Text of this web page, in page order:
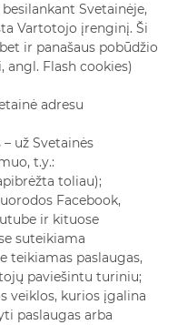
Svetainėje,
Vartotojo įrenginį. Ši
ir panašaus pobūdžio
angl. Flash cookies)
adresu
už Svetainės
t.y.:
toliau);
Facebook,
ir kituose
suteikiama
teikiamas paslaugas,
paviešintu turiniu;
veiklos, kurios įgalina
paslaugas arba